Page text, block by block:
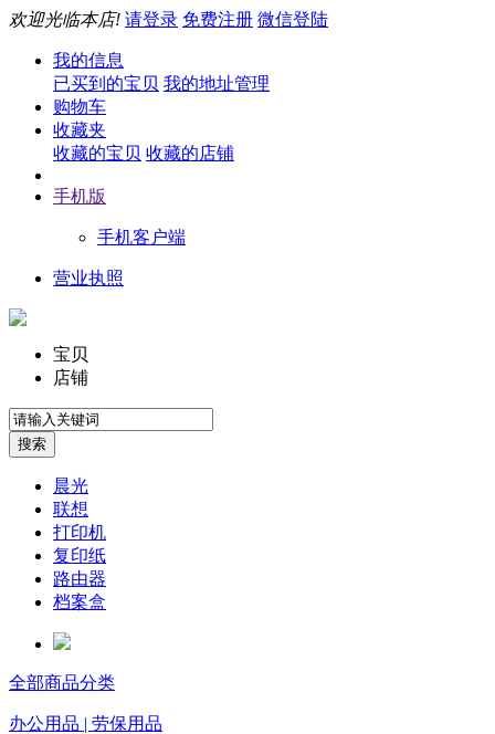
欢迎光临本店! 请登录 免费注册 微信登陆
我的信息
已买到的宝贝 我的地址管理
购物车
收藏夹
收藏的宝贝 收藏的店铺
手机版
手机客户端
营业执照
宝贝
店铺
晨光
联想
打印机
复印纸
路由器
档案盒
全部商品分类
办公用品 | 劳保用品